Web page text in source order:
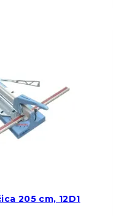
205 cm, 12D1